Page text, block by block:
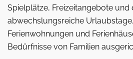
Spielplätze, Freizeitangebote
abwechslungsreiche
Ferienwohnungen und
Bedürfnisse von Familien